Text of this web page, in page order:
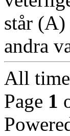
står
andra
All
Page 1